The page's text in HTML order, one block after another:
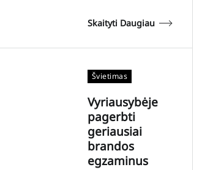
Skaityti Daugiau
Švietimas
Vyriausybėje
pagerbti
geriausiai
brandos
egzaminus